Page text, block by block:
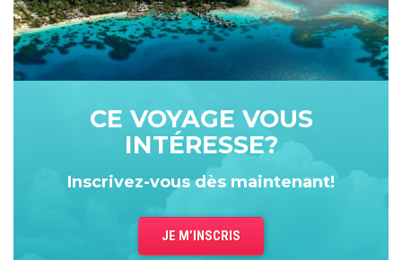
Département Corporatif
À propos
Nous joindre
Conditions de réservation
CE VOYAGE VOUS
INTÉRESSE?
Inscrivez-vous dès maintenant!
JE M’INSCRIS